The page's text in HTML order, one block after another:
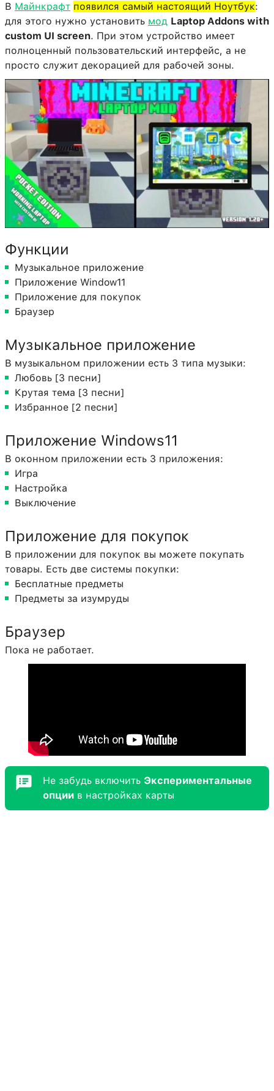
В Майнкрафт появился самый настоящий Ноутбук:
для этого нужно установить мод Laptop Addons with
custom UI screen. При этом устройство имеет
полноценный пользовательский интерфейс, а не
просто служит декорацией для рабочей зоны.
Функции
Музыкальное приложение
Приложение Window11
Приложение для покупок
Браузер
Музыкальное приложение
В музыкальном приложении есть 3 типа музыки:
Любовь [3 песни]
Крутая тема [3 песни]
Избранное [2 песни]
Приложение Windows11
В оконном приложении есть 3 приложения:
Игра
Настройка
Выключение
Приложение для покупок
В приложении для покупок вы можете покупать
товары. Есть две системы покупки:
Бесплатные предметы
Предметы за изумруды
Браузер
Пока не работает.
Не забудь включить Экспериментальные
опции в настройках карты